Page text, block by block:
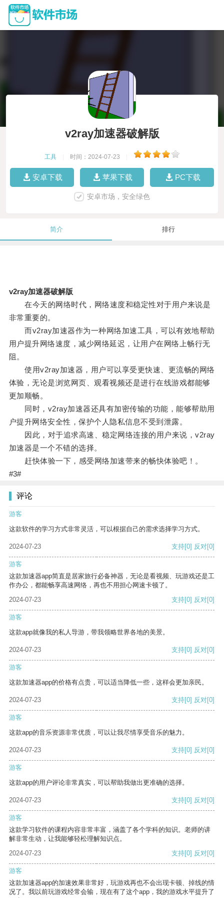
v2ray加速器破解版
工具 时间：2024-07-23
安卓下载 苹果下载 PC下载
安卓市场，安全绿色
简介 排行
v2ray加速器破解版
在今天的网络时代，网络速度和稳定性对于用户来说是
非常重要的。
而v2ray加速器作为一种网络加速工具，可以有效地帮助
用户提升网络速度，减少网络延迟，让用户在网络上畅行无
阻。
使用v2ray加速器，用户可以享受更快速、更流畅的网络
体验，无论是浏览网页、观看视频还是进行在线游戏都能够
更加顺畅。
同时，v2ray加速器还具有加密传输的功能，能够帮助用
户提升网络安全性，保护个人隐私信息不受到泄露。
因此，对于追求高速、稳定网络连接的用户来说，v2ray
加速器是一个不错的选择。
赶快体验一下，感受网络加速带来的畅快体验吧！。
#3#
评论
游客
这款软件的学习方式非常灵活，可以根据自己的需求选择学习方式。
2024-07-23 支持[0] 反对[0]
游客
这款加速器app简直是居家旅行必备神器，无论是看视频、玩游戏还是工
作办公，都能畅享高速网络，再也不用担心网速卡顿了。
2024-07-23
支持[0] 反对[0]
游客
这款app就像我的私人导游，带我领略世界各地的美景。
2024-07-23 支持[0] 反对[0]
游客
这款加速器app的价格有点贵，可以适当降低一些，这样会更加亲民。
2024-07-23 支持[0] 反对[0]
游客
这款app的音乐资源非常优质，可以让我尽情享受音乐的魅力。
2024-07-23 支持[0] 反对[0]
游客
这款app的用户评论非常真实，可以帮助我做出更准确的选择。
2024-07-23 支持[0] 反对[0]
游客
这款学习软件的课程内容非常丰富，涵盖了各个学科的知识。老师的讲
解非常生动，让我能够轻松理解知识点。
2024-07-23
支持[0] 反对[0]
游客
这款加速器app的加速效果非常好，玩游戏再也不会出现卡顿、掉线的情
况了。我以前玩游戏经常会输，现在有了这个app，我的游戏水平提升了